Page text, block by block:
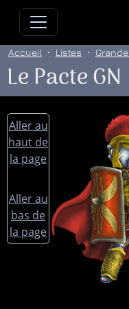
Allez directement au
Accueil Listes
Le Pacte GN
Aller au
haut de
la page
Aller au
bas de
la page